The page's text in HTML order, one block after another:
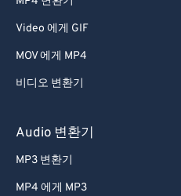
Video 에게 GIF
MOV 에게 MP4
비디오 변환기
Audio 변환기
MP3 변환기
MP4 에게 MP3